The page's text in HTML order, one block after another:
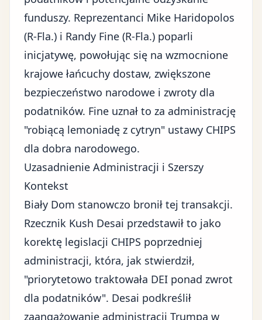
funduszy. Reprezentanci Mike Haridopolos
(R-Fla.) i Randy Fine (R-Fla.) poparli
inicjatywę, powołując się na wzmocnione
krajowe łańcuchy dostaw, zwiększone
bezpieczeństwo narodowe i zwroty dla
podatników. Fine uznał to za administrację
"robiącą lemoniadę z cytryn" ustawy CHIPS
dla dobra narodowego.
Uzasadnienie Administracji i Szerszy
Kontekst
Biały Dom stanowczo bronił tej transakcji.
Rzecznik Kush Desai przedstawił to jako
korektę legislacji CHIPS poprzedniej
administracji, która, jak stwierdził,
"priorytetowo traktowała DEI ponad zwrot
dla podatników". Desai podkreślił
zaangażowanie administracji Trumpa w